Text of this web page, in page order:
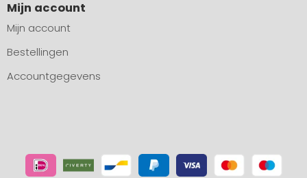
Mijn account
Mijn account
Bestellingen
Accountgegevens